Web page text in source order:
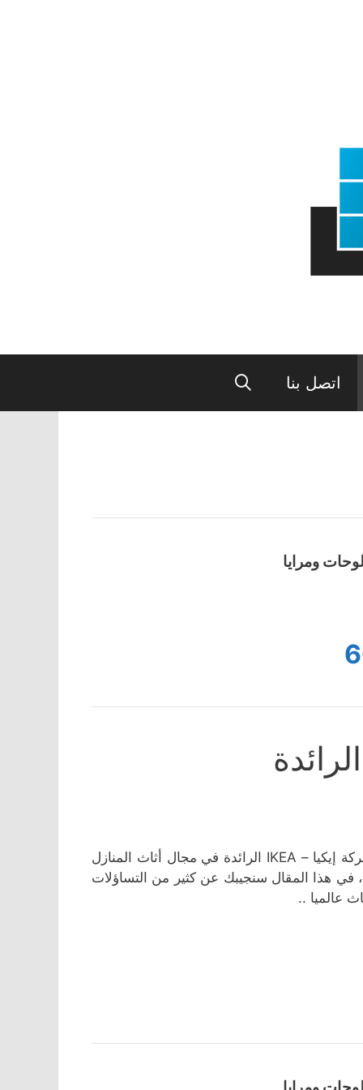
اتصل بنا
ومرايا
لقد دفعك الفضول إلى قراءة هذا المقال في الغالب لأنك تعرف شركة إيكيا – IKEA الرائدة في مجال أثاث المنازل
في هذا المقال سنجيبك عن كثير من التساؤلات
عالميا ..